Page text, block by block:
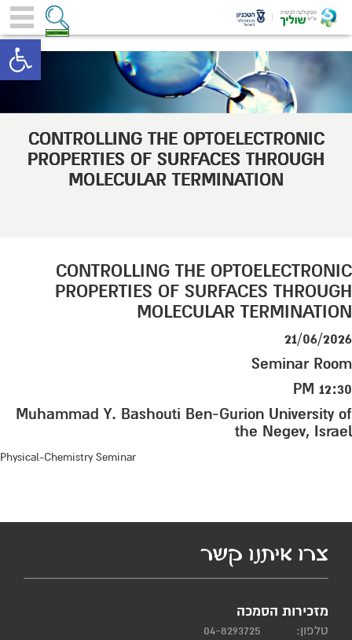
CONTROLLING THE OPTOELECTRONIC
PROPERTIES OF SURFACES THROUGH
MOLECULAR TERMINATION
CONTROLLING THE OPTOELECTRONIC
PROPERTIES OF SURFACES THROUGH
MOLECULAR TERMINATION
21/06/2026
Seminar Room
12:30 PM
Muhammad Y. Bashouti Ben-Gurion University of
the Negev, Israel
Physical-Chemistry Seminar
צרו איתנו קשר
מזכירות הסמכה
טלפון:
04-8293725